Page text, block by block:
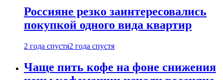
Россияне резко заинтересовались
покупкой одного вида квартир
2 года спустя2 года спустя
Чаще пить кофе на фоне снижения